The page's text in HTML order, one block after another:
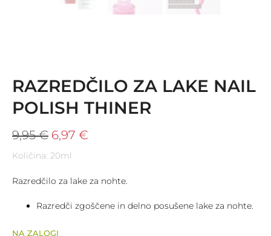
RAZREDČILO ZA LAKE NAIL
POLISH THINER
9,95€ 6,97 €
Količina: 20ml
Razredčilo za lake za nohte.
Razredči zgoščene in delno posušene lake za nohte.
NA ZALOGI